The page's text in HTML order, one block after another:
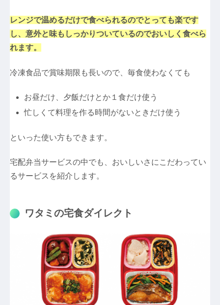
レンジで温めるだけで食べられるのでとっても楽です
し、意外と味もしっかりついているのでおいしく食べら
れます。
冷凍食品で賞味期限も長いので、毎食使わなくても
お昼だけ、夕飯だけとか１食だけ使う
忙しくて料理を作る時間がないときだけ使う
といった使い方もできます。
宅配弁当サービスの中でも、おいしいさにこだわってい
るサービスを紹介します。
ワタミの宅食ダイレクト